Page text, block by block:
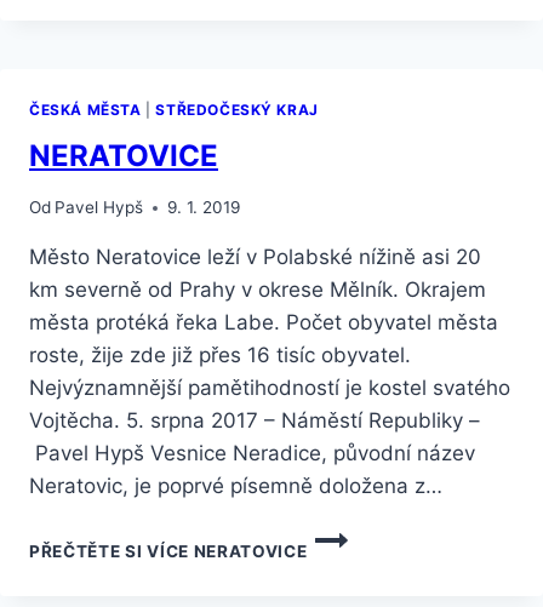
ČESKÁ MĚSTA |STŘEDOČESKÝ KRAJ
NERATOVICE
Od Pavel Hypš 9. 1. 2019
Město Neratovice leží v Polabské nížině asi 20
km severně od Prahy v okrese Mělník. Okrajem
města protéká řeka Labe. Počet obyvatel města
roste, žije zde již přes 16 tisíc obyvatel.
Nejvýznamnější pamětihodností je kostel svatého
Vojtěcha. 5. srpna 2017 – Náměstí Republiky –
Pavel Hypš Vesnice Neradice, původní název
Neratovic, je poprvé písemně doložena z…
PŘEČTĚTE SI VÍCE NERATOVICE